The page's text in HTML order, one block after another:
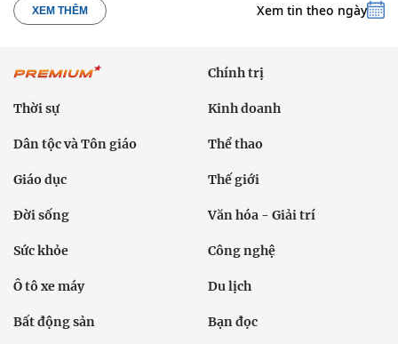
XEM THÊM Xem tin theo ngày
Chính trị
Thời sự Kinh doanh
Dân tộc và Tôn giáo Thể thao
Giáo dục Thế giới
Đời sống Văn hóa - Giải trí
Sức khỏe Công nghệ
Ô tô xe máy Du lịch
Bất động sản Bạn đọc